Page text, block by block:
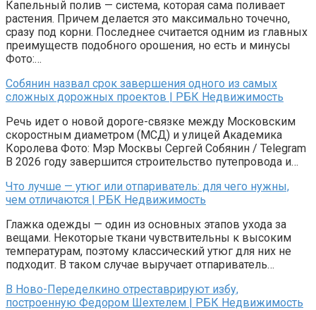
Капельный полив — система, которая сама поливает
растения. Причем делается это максимально точечно,
сразу под корни. Последнее считается одним из главных
преимуществ подобного орошения, но есть и минусы
Фото:…
Собянин назвал срок завершения одного из самых
сложных дорожных проектов | РБК Недвижимость
Речь идет о новой дороге-связке между Московским
скоростным диаметром (МСД) и улицей Академика
Королева Фото: Мэр Москвы Сергей Собянин / Telegram
В 2026 году завершится строительство путепровода и…
Что лучше — утюг или отпариватель: для чего нужны,
чем отличаются | РБК Недвижимость
Глажка одежды — один из основных этапов ухода за
вещами. Некоторые ткани чувствительны к высоким
температурам, поэтому классический утюг для них не
подходит. В таком случае выручает отпариватель…
В Ново-Переделкино отреставрируют избу,
построенную Федором Шехтелем | РБК Недвижимость